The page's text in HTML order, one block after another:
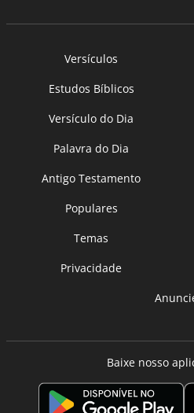
Versículos
Estudos Bíblicos
Versículo do Dia
Palavra do Dia
Antigo Testamento
Populares
Temas
Privacidade
Baixe nosso